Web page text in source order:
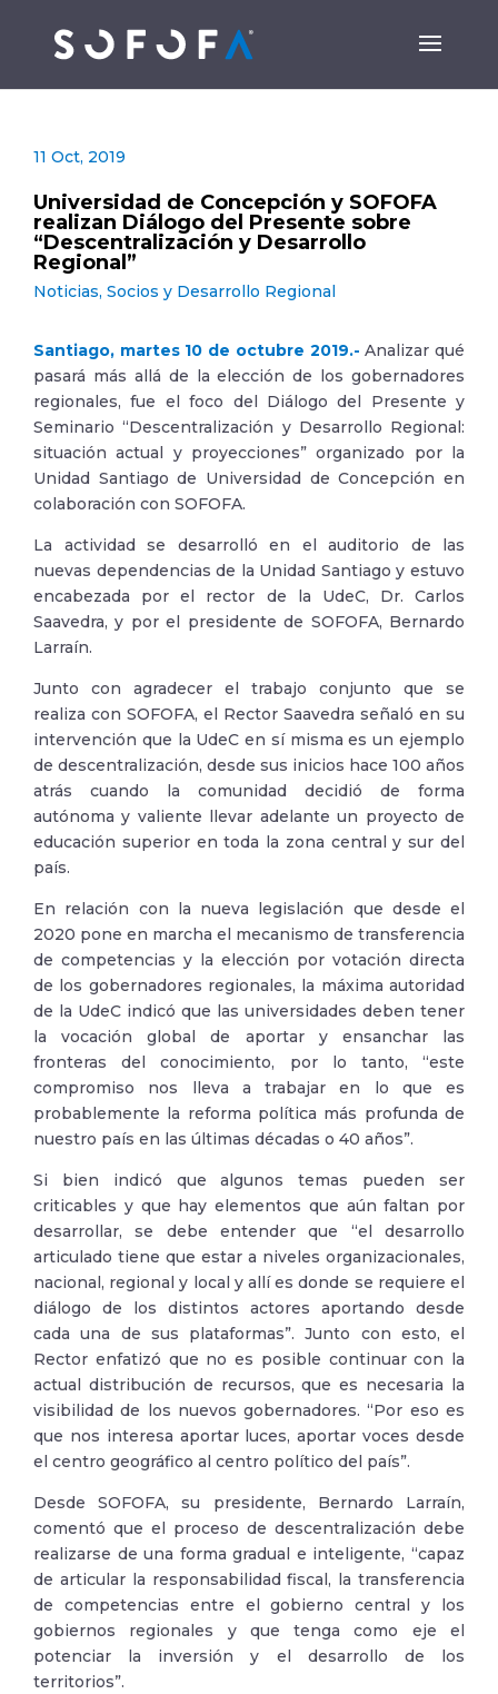
11 Oct, 2019
Universidad de Concepción y SOFOFA
realizan Diálogo del Presente sobre
“Descentralización y Desarrollo
Regional”
Noticias, Socios y Desarrollo Regional
Santiago, martes 10 de octubre 2019.-Analizar qué
pasará más allá de la elección de los gobernadores
regionales, fue el foco del Diálogo del Presente y
Seminario “Descentralización y Desarrollo Regional:
situación actual y proyecciones” organizado por la
Unidad Santiago de Universidad de Concepción en
colaboración con SOFOFA.
La actividad se desarrolló en el auditorio de las
nuevas dependencias de la Unidad Santiago y estuvo
encabezada por el rector de la UdeC, Dr. Carlos
Saavedra, y por el presidente de SOFOFA, Bernardo
Larraín.
Junto con agradecer el trabajo conjunto que se
realiza con SOFOFA, el Rector Saavedra señaló en su
intervención que la UdeC en sí misma es un ejemplo
de descentralización, desde sus inicios hace 100 años
atrás cuando la comunidad decidió de forma
autónoma y valiente llevar adelante un proyecto de
educación superior en toda la zona central y sur del
país.
En relación con la nueva legislación que desde el
2020 pone en marcha el mecanismo de transferencia
de competencias y la elección por votación directa
de los gobernadores regionales, la máxima autoridad
de la UdeC indicó que las universidades deben tener
la vocación global de aportar y ensanchar las
fronteras del conocimiento, por lo tanto, “este
compromiso nos lleva a trabajar en lo que es
probablemente la reforma política más profunda de
nuestro país en las últimas décadas o 40 años”.
Si bien indicó que algunos temas pueden ser
criticables y que hay elementos que aún faltan por
desarrollar, se debe entender que “el desarrollo
articulado tiene que estar a niveles organizacionales,
nacional, regional y local y allí es donde se requiere el
diálogo de los distintos actores aportando desde
cada una de sus plataformas”. Junto con esto, el
Rector enfatizó que no es posible continuar con la
actual distribución de recursos, que es necesaria la
visibilidad de los nuevos gobernadores. “Por eso es
que nos interesa aportar luces, aportar voces desde
el centro geográfico al centro político del país”.
Desde SOFOFA, su presidente, Bernardo Larraín,
comentó que el proceso de descentralización debe
realizarse de una forma gradual e inteligente, “capaz
de articular la responsabilidad fiscal, la transferencia
de competencias entre el gobierno central y los
gobiernos regionales y que tenga como eje el
potenciar la inversión y el desarrollo de los
territorios”.